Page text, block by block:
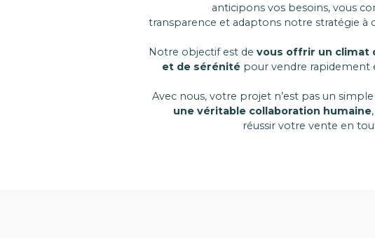
anticipons vos besoins, vous
transparence et adaptons notre stratégie à
Notre objectif est de vous offrir un climat
et de sérénité pour vendre rapidement
Avec nous, votre projet n’est pas un simple
une véritable collaboration humaine
réussir votre vente en